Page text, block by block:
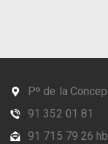
Pº de la
91 352 01 81
91 715 79 26